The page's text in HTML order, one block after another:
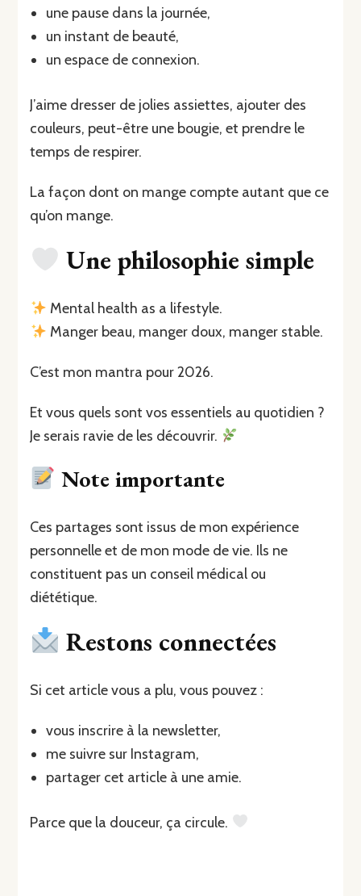
une pause dans la journée,
un instant de beauté,
un espace de connexion.
J’aime dresser de jolies assiettes, ajouter des
couleurs, peut-être une bougie, et prendre le
temps de respirer.
La façon dont on mange compte autant que ce
qu’on mange.
Une philosophie simple
Mental health as a lifestyle.
Manger beau, manger doux, manger stable.
C’est mon mantra pour 2026.
Et vous quels sont vos essentiels au quotidien ?
Je serais ravie de les découvrir.
Note importante
Ces partages sont issus de mon expérience
personnelle et de mon mode de vie. Ils ne
constituent pas un conseil médical ou
diététique.
Restons connectées
Si cet article vous a plu, vous pouvez :
vous inscrire à la newsletter,
me suivre sur Instagram,
partager cet article à une amie.
Parce que la douceur, ça circule.